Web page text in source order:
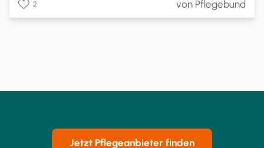
können, wie hoch Ihr Anspruch ist und wie Sie die
Pflegesachleistungen beantragen können.
2 von Pflegebund
Jetzt Pflegeanbieter finden